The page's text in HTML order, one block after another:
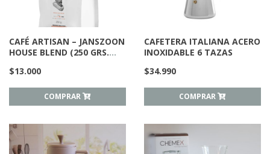
CAFÉ ARTISAN – JANSZOON
HOUSE BLEND (250 GRS.
$13.000
COMPRAR
CAFETERA ITALIANA ACERO
INOXIDABLE 6 TAZAS
$34.990
COMPRAR